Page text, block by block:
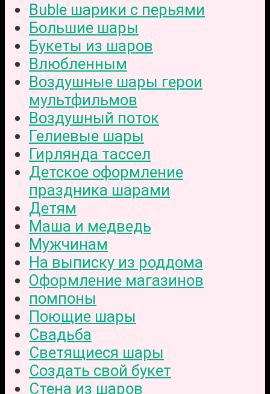
Buble шарики с перьями
Большие шары
Букеты из шаров
Влюбленным
Воздушные шары герои
мультфильмов
Воздушный поток
Гелиевые шары
Гирлянда тассел
Детское оформление
праздника шарами
Детям
Маша и медведь
Мужчинам
На выписку из роддома
Оформление магазинов
помпоны
Поющие шары
Свадьба
Светящиеся шары
Создать свой букет
Стена из шаров